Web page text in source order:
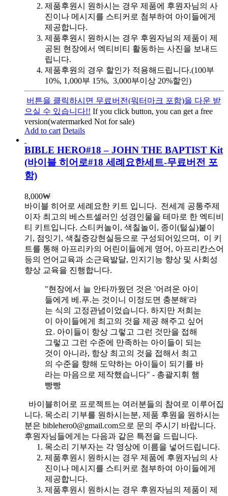
제품후원시 원하시는 경우 제품에 후원자님의 사
진이나 메시지를 스티커로 첨부하여 아이들에게
제공합니다.
제품후원시 원하시는 경우 후원자님의 제품이 제
공된 현장에서 엑티비티 활동하는 사진을 보내드
립니다.
제품후원의 경우 할인가 적용해드립니다.(100부
10%, 1,000부 15%, 3,000부이상 20%할인)
버튼을 클릭하시면 무료버전(워터마크 포함)을 다운 받
으실 수 있습니다!! If you click button, you can get a free
version(watermarked Not for sale)
Add to cart Details
BIBLE HERO#18 – JOHN THE BAPTIST Kit
(바이블 히어로#18 세례요한세트-무료버전 포
함)
8,000₩
바이블 히어로 세례요한 키트 입니다. 전세계 공통주제
이자 최고의 베스트셀러인 성경인물을 테마로 한 엑티비
티 키트입니다. 스티커놀이, 색칠놀이, 종이(털실)붙이
기, 점잇기, 색칠증강현실등으로 구성되어있으며, 이 키
트를 통해 아프리카의 어린이들에게 영어, 아프리칸스어
등의 언어교육과 소근육발달, 인지기능 향상 및 사회성
향상 교육을 진행합니다.
"현장에서 늘 안타까웠던 것은 '어려운 아이
들에게 베.푸.는 것이니 이정도면 충분해'라
는 식의 고정관념이었습니다. 하지만 저희는
이 아이들에게 최고의 것을 제공 해주고 싶어
요. 아이들이 항상 그렇고 그런 것만을 접해
그렇고 그런 수준에 만족하는 아이들이 되는
것이 아니라, 항상 최고의 것을 접해서 최고
의 수준을 향해 도약하는 아이들이 되기를 바
라는 마음으로 제작했습니다" - 총괄지휘 햄
빵빵
바이블히어로 프로젝트는 여러분들의 참여로 이루어집
니다. 목소리 기부를 원하시는분, 제품 후원을 원하시는
분은 biblehero0@gmail.com으로 문의 주시기 바랍니다.
후원자님들에게는 다음과 같은 특전을 드립니다.
목소리 기부자는 각 영상에 이름을 넣어드립니다.
제품후원시 원하시는 경우 제품에 후원자님의 사
진이나 메시지를 스티커로 첨부하여 아이들에게
제공합니다.
제품후원시 원하시는 경우 후원자님의 제품이 제